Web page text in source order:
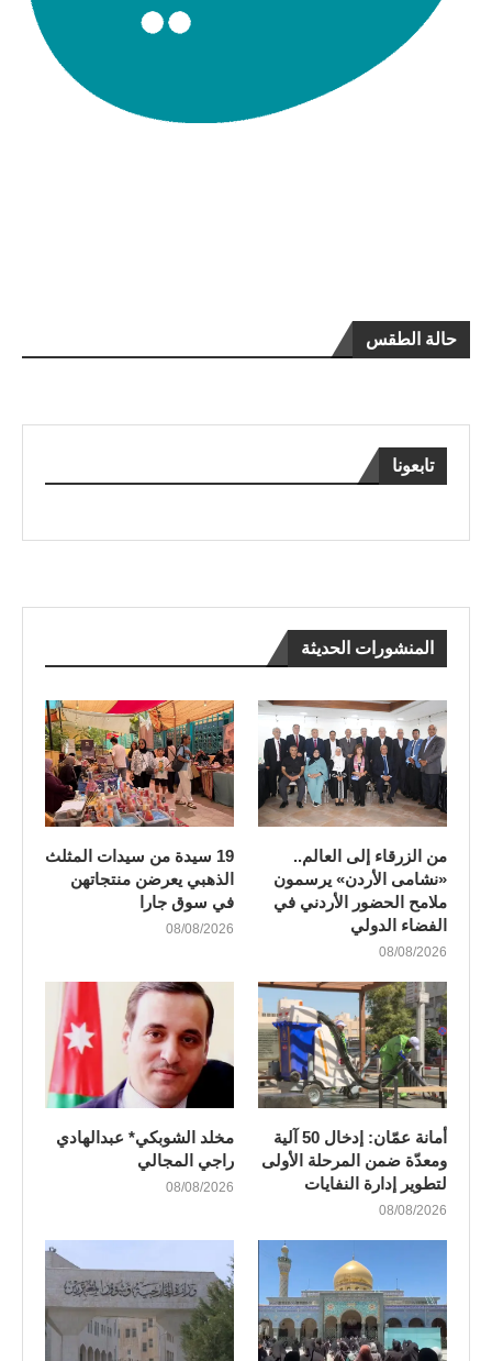
حالة الطقس
تابعونا
المنشورات الحديثة
من الزرقاء إلى العالم..
«نشامى الأردن» يرسمون
ملامح الحضور الأردني في
الفضاء الدولي
08/08/2026
19 سيدة من سيدات المثلث
الذهبي يعرضن منتجاتهن
في سوق جارا
08/08/2026
أمانة عمّان: إدخال 50 آلية
ومعدّة ضمن المرحلة الأولى
لتطوير إدارة النفايات
08/08/2026
مخلد الشوبكي* عبدالهادي
راجي المجالي
08/08/2026